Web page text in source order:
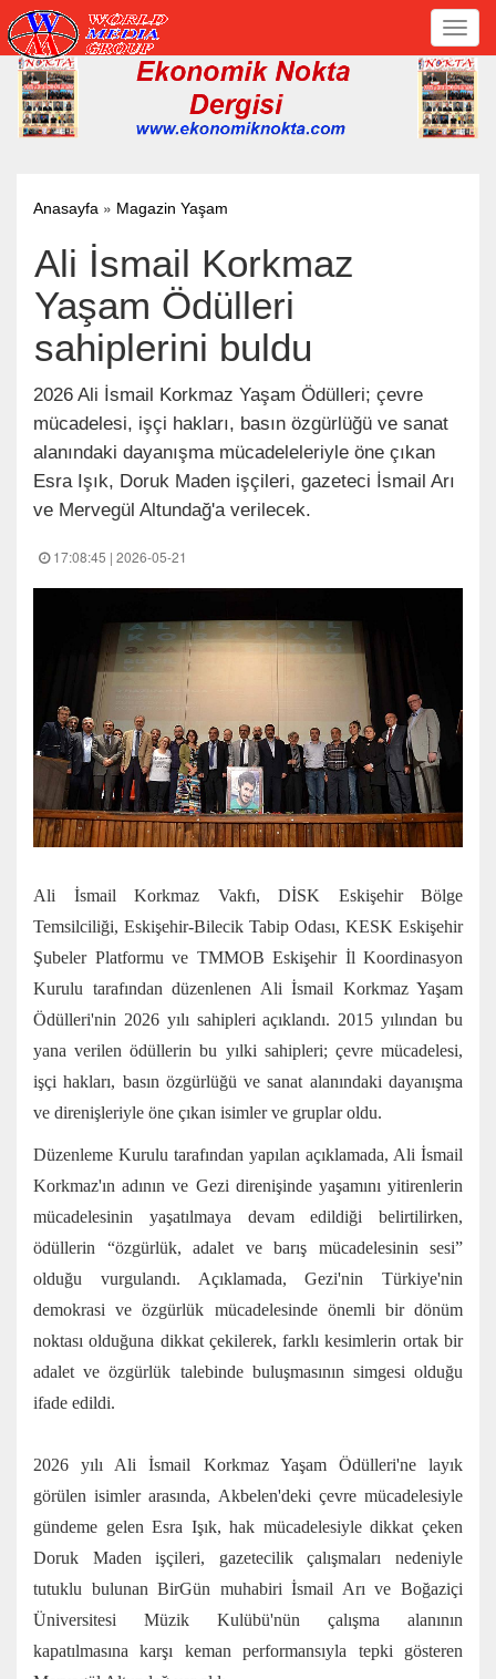
Anasayfa » Magazin Yaşam
Ali İsmail Korkmaz
Yaşam Ödülleri
sahiplerini buldu
2026 Ali İsmail Korkmaz Yaşam Ödülleri; çevre
mücadelesi, işçi hakları, basın özgürlüğü ve sanat
alanındaki dayanışma mücadeleleriyle öne çıkan
Esra Işık, Doruk Maden işçileri, gazeteci İsmail Arı
ve Mervegül Altundağ'a verilecek.
17:08:45 | 2026-05-21
Ali İsmail Korkmaz Vakfı, DİSK Eskişehir Bölge
Temsilciliği, Eskişehir-Bilecik Tabip Odası, KESK Eskişehir
Şubeler Platformu ve TMMOB Eskişehir İl Koordinasyon
Kurulu tarafından düzenlenen Ali İsmail Korkmaz Yaşam
Ödülleri'nin 2026 yılı sahipleri açıklandı. 2015 yılından bu
yana verilen ödüllerin bu yılki sahipleri; çevre mücadelesi,
işçi hakları, basın özgürlüğü ve sanat alanındaki dayanışma
ve direnişleriyle öne çıkan isimler ve gruplar oldu.
Düzenleme Kurulu tarafından yapılan açıklamada, Ali İsmail
Korkmaz'ın adının ve Gezi direnişinde yaşamını yitirenlerin
mücadelesinin yaşatılmaya devam edildiği belirtilirken,
ödüllerin “özgürlük, adalet ve barış mücadelesinin sesi”
olduğu vurgulandı. Açıklamada, Gezi'nin Türkiye'nin
demokrasi ve özgürlük mücadelesinde önemli bir dönüm
noktası olduğuna dikkat çekilerek, farklı kesimlerin ortak bir
adalet ve özgürlük talebinde buluşmasının simgesi olduğu
ifade edildi.
2026 yılı Ali İsmail Korkmaz Yaşam Ödülleri'ne layık
görülen isimler arasında, Akbelen'deki çevre mücadelesiyle
gündeme gelen Esra Işık, hak mücadelesiyle dikkat çeken
Doruk Maden işçileri, gazetecilik çalışmaları nedeniyle
tutuklu bulunan BirGün muhabiri İsmail Arı ve Boğaziçi
Üniversitesi Müzik Kulübü'nün çalışma alanının
kapatılmasına karşı keman performansıyla tepki gösteren